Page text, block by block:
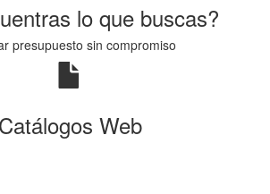
lo que buscas?
presupuesto sin compromiso
Catálogos Web